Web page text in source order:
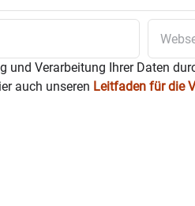
Verarbeitung Ihrer Daten
auch unseren Leitfaden für die